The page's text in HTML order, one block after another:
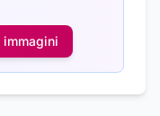
immagini